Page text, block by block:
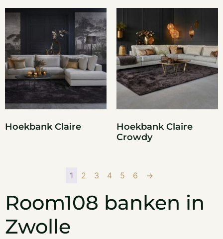
Hoekbank Claire
Hoekbank Claire
Crowdy
1 2 3 4 5 6 →
Room108 banken in
Zwolle